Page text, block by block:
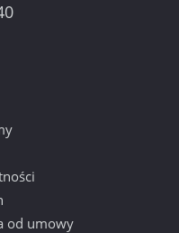
od umowy